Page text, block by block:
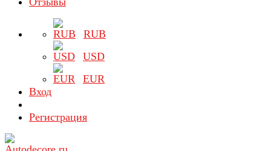
RUB
USD
EUR
Вход
Регистрация